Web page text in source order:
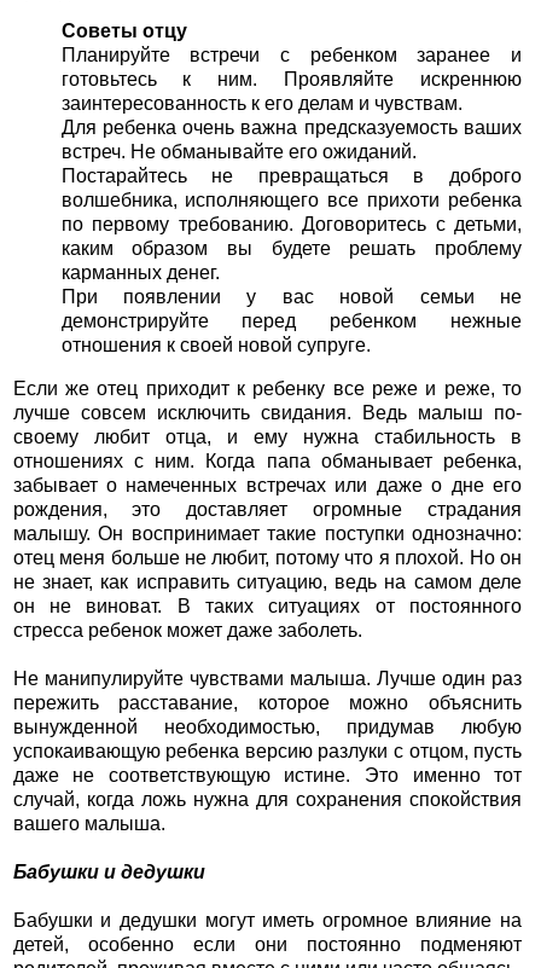
Советы отцу
Планируйте встречи с ребенком заранее и
готовьтесь к ним. Проявляйте искреннюю
заинтересованность к его делам и чувствам.
Для ребенка очень важна предсказуемость ваших
встреч. Не обманывайте его ожиданий.
Постарайтесь не превращаться в доброго
волшебника, исполняющего все прихоти ребенка
по первому требованию. Договоритесь с детьми,
каким образом вы будете решать проблему
карманных денег.
При появлении у вас новой семьи не
демонстрируйте перед ребенком нежные
отношения к своей новой супруге.
Если же отец приходит к ребенку все реже и реже, то
лучше совсем исключить свидания. Ведь малыш по-
своему любит отца, и ему нужна стабильность в
отношениях с ним. Когда папа обманывает ребенка,
забывает о намеченных встречах или даже о дне его
рождения, это доставляет огромные страдания
малышу. Он воспринимает такие поступки однозначно:
отец меня больше не любит, потому что я плохой. Но он
не знает, как исправить ситуацию, ведь на самом деле
он не виноват. В таких ситуациях от постоянного
стресса ребенок может даже заболеть.
Не манипулируйте чувствами малыша. Лучше один раз
пережить расставание, которое можно объяснить
вынужденной необходимостью, придумав любую
успокаивающую ребенка версию разлуки с отцом, пусть
даже не соответствующую истине. Это именно тот
случай, когда ложь нужна для сохранения спокойствия
вашего малыша.
Бабушки и дедушки
Бабушки и дедушки могут иметь огромное влияние на
детей, особенно если они постоянно подменяют